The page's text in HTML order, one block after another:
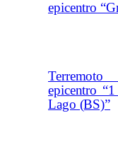
epicentro
epicentro
Lago (BS)”